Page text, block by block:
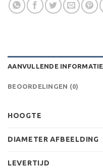
AANVULLENDE INFORMATIE
BEOORDELINGEN (0)
HOOGTE
DIAMETER AFBEELDING
LEVERTIJD